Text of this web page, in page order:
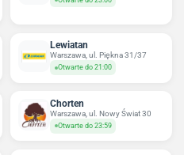
Lewiatan
Warszawa, ul. Piękna 31/37
Otwarte do 21:00
Chorten
Warszawa, ul. Nowy Świat 30
Otwarte do 23:59